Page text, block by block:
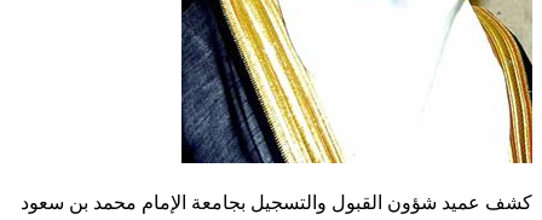
​كشف عميد شؤون القبول والتسجيل بجامعة الإمام محمد بن سعود